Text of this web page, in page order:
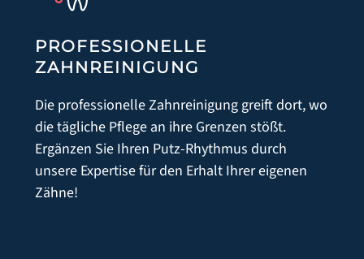
PROFESSIONELLE
ZAHNREINIGUNG
Die professionelle Zahnreinigung greift dort, wo
die tägliche Pflege an ihre Grenzen stößt.
Ergänzen Sie Ihren Putz-Rhythmus durch
unsere Expertise für den Erhalt Ihrer eigenen
Zähne!